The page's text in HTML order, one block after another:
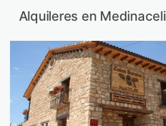
Alquileres en Medinaceli